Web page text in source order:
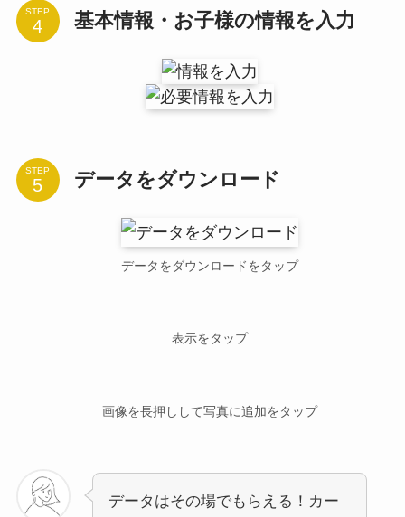
STEP 基本情報・お子様の情報を入力
STEP データをダウンロード
データをダウンロードをタップ
表示をタップ
画像を長押しして写真に追加をタップ
データはその場でもらえる！カー